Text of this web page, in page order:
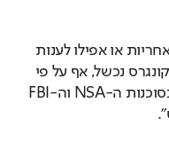
מר ריד אמר כי הממשל סירב לקחת אחריות או אפילו לענות
לשאלות הכי בסיסיות והפיקוח של הקונגרס נכשל, אף על פי
שהציבור האמריקני דורש תשובות. בסוכנות ה-NSA וה-FBI